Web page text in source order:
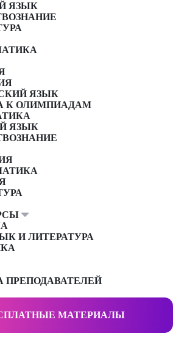
ЯЗЫК
ЯЗЫК
К ОЛИМПИАДАМ
ЯЗЫК
И ЛИТЕРАТУРА
ПРЕПОДАВАТЕЛЕЙ
МАТЕРИАЛЫ